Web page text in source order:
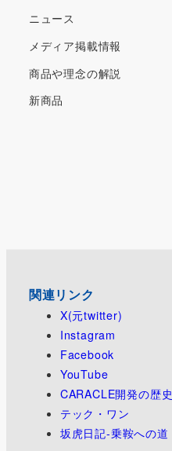
ニュース
メディア掲載情報
商品や理念の解説
新商品
関連リンク
X(元twitter)
Instagram
Facebook
YouTube
CARACLE開発の歴史
テック・ワン
坂虎日記-乗鞍への道